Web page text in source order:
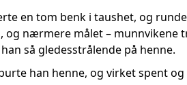
en tom benk i taushet, og
og nærmere målet –
så gledesstrålende på henne.
han henne, og virket spent